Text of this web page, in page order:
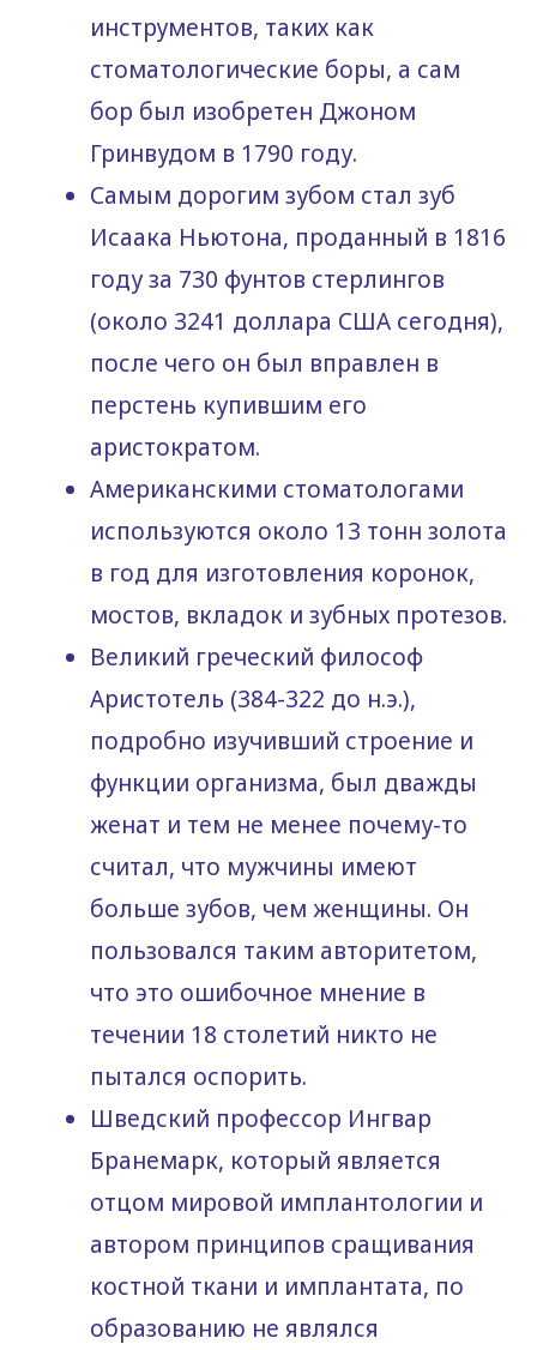
инструментов, таких как
стоматологические боры, а сам
бор был изобретен Джоном
Гринвудом в 1790 году.
Самым дорогим зубом стал зуб
Исаака Ньютона, проданный в 1816
году за 730 фунтов стерлингов
(около 3241 доллара США сегодня),
после чего он был вправлен в
перстень купившим его
аристократом.
Американскими стоматологами
используются около 13 тонн золота
в год для изготовления коронок,
мостов, вкладок и зубных протезов.
Великий греческий философ
Аристотель (384-322 до н.э.),
подробно изучивший строение и
функции организма, был дважды
женат и тем не менее почему-то
считал, что мужчины имеют
больше зубов, чем женщины. Он
пользовался таким авторитетом,
что это ошибочное мнение в
течении 18 столетий никто не
пытался оспорить.
Шведский профессор Ингвар
Бранемарк, который является
отцом мировой имплантологии и
автором принципов сращивания
костной ткани и имплантата, по
образованию не являлся